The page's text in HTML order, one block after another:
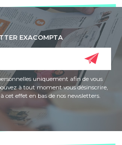
EXACOMPTA
uniquement afin de vous
à tout moment vous désinscrire,
cet effet en bas de nos newsletters.